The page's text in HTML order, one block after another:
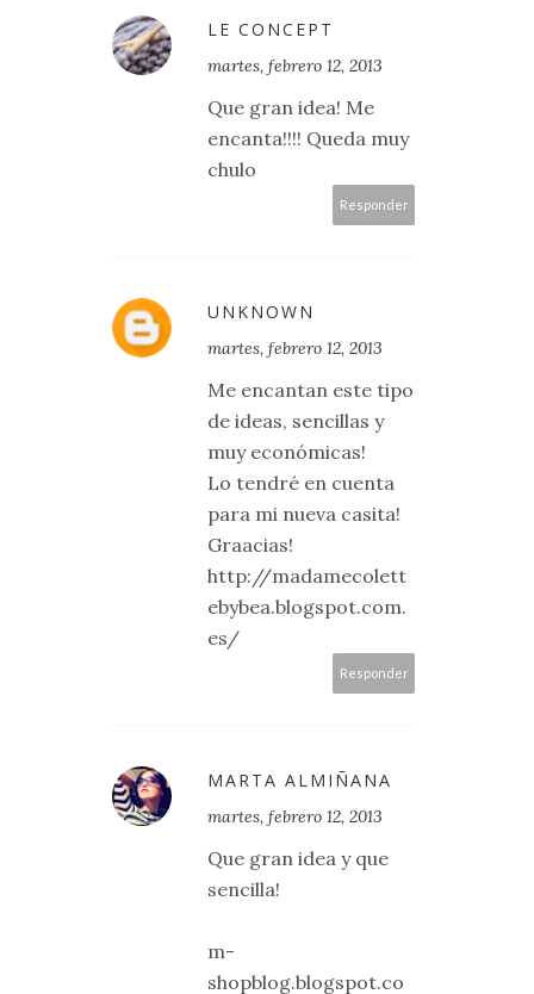
LE CONCEPT
martes, febrero 12, 2013
Que gran idea! Me
encanta!!!! Queda muy
chulo
Responder
UNKNOWN
martes, febrero 12, 2013
Me encantan este tipo
de ideas, sencillas y
muy económicas!
Lo tendré en cuenta
para mi nueva casita!
Graacias!
http://madamecolett
ebybea.blogspot.com.
es/
Responder
MARTA ALMIÑANA
martes, febrero 12, 2013
Que gran idea y que
sencilla!
m-
shopblog.blogspot.co